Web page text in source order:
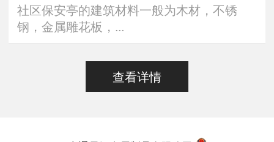
社区保安亭的建筑材料一般为木材，不锈
钢，金属雕花板，...
查看详情